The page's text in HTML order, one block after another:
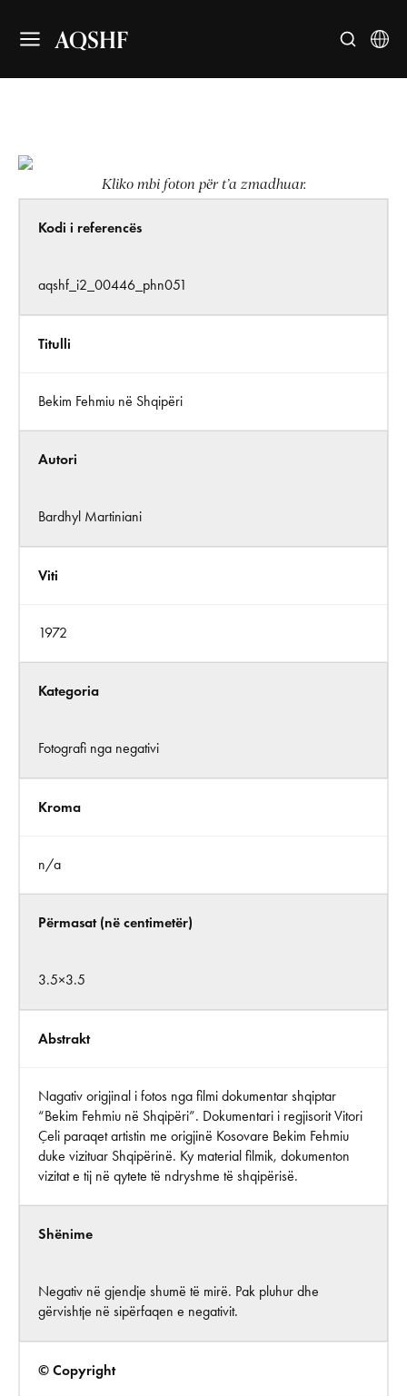
AQSHF
Kliko mbi foton për t’a zmadhuar.
Kodi i referencës
aqshf_i2_00446_phn051
Titulli
Bekim Fehmiu në Shqipëri
Autori
Bardhyl Martiniani
Viti
1972
Kategoria
Fotografi nga negativi
Kroma
n/a
Përmasat (në centimetër)
3.5×3.5
Abstrakt
Nagativ origjinal i fotos nga filmi dokumentar shqiptar
“Bekim Fehmiu në Shqipëri”. Dokumentari i regjisorit Vitori
Çeli paraqet artistin me origjinë Kosovare Bekim Fehmiu
duke vizituar Shqipërinë. Ky material filmik, dokumenton
vizitat e tij në qytete të ndryshme të shqipërisë.
Shënime
Negativ në gjendje shumë të mirë. Pak pluhur dhe
gërvishtje në sipërfaqen e negativit.
© Copyright